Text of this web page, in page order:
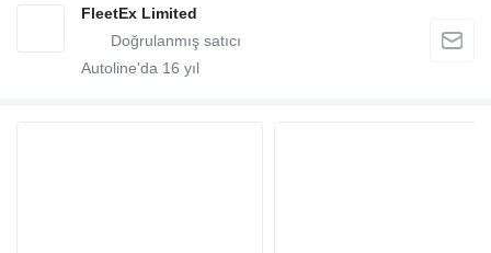
FleetEx Limited
Autoline'da 16 yıl